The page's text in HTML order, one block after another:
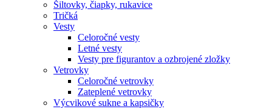
Šiltovky, čiapky, rukavice
Tričká
Vesty
Celoročné vesty
Letné vesty
Vesty pre figurantov a ozbrojené zložky
Vetrovky
Celoročné vetrovky
Zateplené vetrovky
Výcvikové sukne a kapsičky